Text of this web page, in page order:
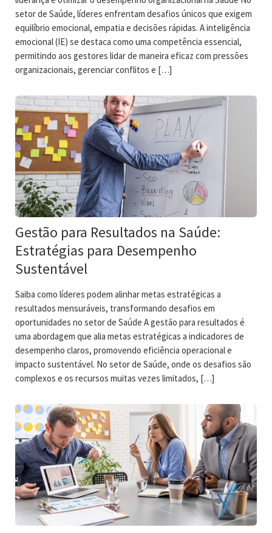
setor de Saúde, líderes enfrentam desafios únicos que exigem
equilíbrio emocional, empatia e decisões rápidas. A inteligência
emocional (IE) se destaca como uma competência essencial,
permitindo aos gestores lidar de maneira eficaz com pressões
organizacionais, gerenciar conflitos e […]
Gestão para Resultados na Saúde:
Estratégias para Desempenho
Sustentável
Saiba como líderes podem alinhar metas estratégicas a
resultados mensuráveis, transformando desafios em
oportunidades no setor de Saúde A gestão para resultados é
uma abordagem que alia metas estratégicas a indicadores de
desempenho claros, promovendo eficiência operacional e
impacto sustentável. No setor de Saúde, onde os desafios são
complexos e os recursos muitas vezes limitados, […]